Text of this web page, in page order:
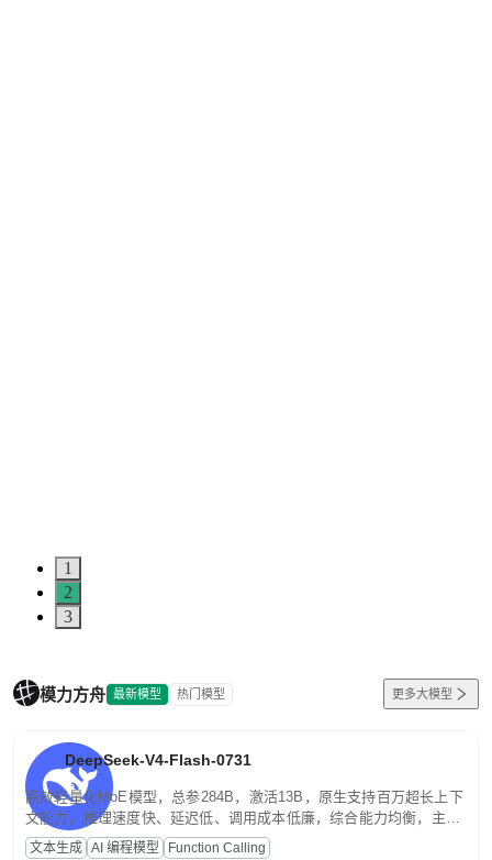
1
2
3
模力方舟 最新模型 热门模型 更多大模型
DeepSeek-V4-Flash-0731
高效轻量化MoE模型，总参284B，激活13B，原生支持百万超长上下
文能力。推理速度快、延迟低、调用成本低廉，综合能力均衡，主打
高并发、轻量化任务，适合日常对话、内容创作、基础 RAG、批量
文本生成 AI 编程模型 Function Calling